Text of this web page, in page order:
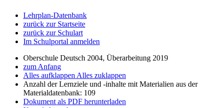
Lehrplan-Datenbank
zurück zur Startseite
zurück zur Schulart
Im Schulportal anmelden
Oberschule Deutsch 2004, Überarbeitung 2019
zum Anfang
Alles aufklappen Alles zuklappen
Anzahl der Lernziele und -inhalte mit Materialien aus der
Materialdatenbank: 109
Dokument als PDF herunterladen